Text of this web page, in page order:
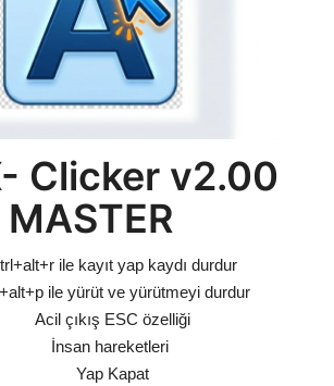
Arabic
Clicker v2.00
MASTER
ile kayıt yap kaydı durdur
ile yürüt ve yürütmeyi durdur
Acil çıkış ESC özelliği
İnsan hareketleri
Yap Kapat